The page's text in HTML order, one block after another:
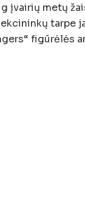
įvairių metų
tarpe
figūrėlės